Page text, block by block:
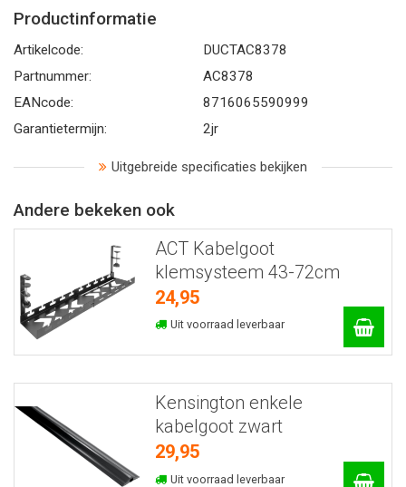
Productinformatie
Artikelcode:
DUCTAC8378
Partnummer:
AC8378
EANcode:
8716065590999
Garantietermijn:
2jr
Uitgebreide specificaties bekijken
Andere bekeken ook
ACT Kabelgoot
klemsysteem 43-72cm
24,95
Uit voorraad leverbaar
Kensington enkele
kabelgoot zwart
29,95
Uit voorraad leverbaar